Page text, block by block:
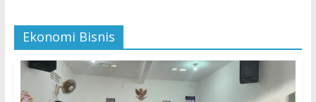
Ekonomi Bisnis